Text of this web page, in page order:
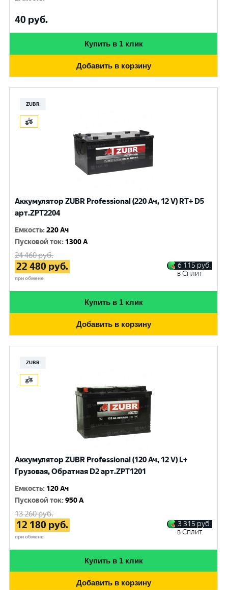
40 руб.
Купить в 1 клик
Добавить в корзину
ZUBR
Аккумулятор ZUBR Professional (220 Ач, 12 V) RT+ D5
арт.ZPT2204
Емкость:220 Ач
Пусковой ток: 1300 A
24 460руб.
22 480 руб.
при обмене
6 115 руб.
в Сплит
Купить в 1 клик
Добавить в корзину
ZUBR
Аккумулятор ZUBR Professional (120 Ач, 12 V) L+
Грузовая, Обратная D2 арт.ZPT1201
Емкость: 120 Ач
Пусковой ток:950 A
13 260руб.
12 180 руб.
при обмене
3 315 руб.
в Сплит
Купить в 1 клик
Добавить в корзину